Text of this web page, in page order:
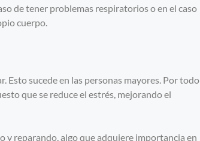
de tener problemas respiratorios o en el caso
cuerpo.
Esto sucede en las personas mayores. Por todo
que se reduce el estrés, mejorando el
y reparando, algo que adquiere importancia en